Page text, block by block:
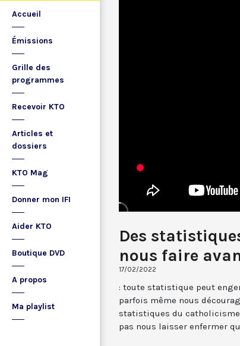
Accueil
Émissions
Grille des
programmes
Recevoir KTO
Articles et
dossiers
KTO Mag
Donner mon IFI
Aider KTO
Boutique DVD
A propos
Ma playlist
Des
nous faire
17/02/2022
: toute statistique peut
parfois même nous
statistiques du catholicisme
pas nous laisser enfermer